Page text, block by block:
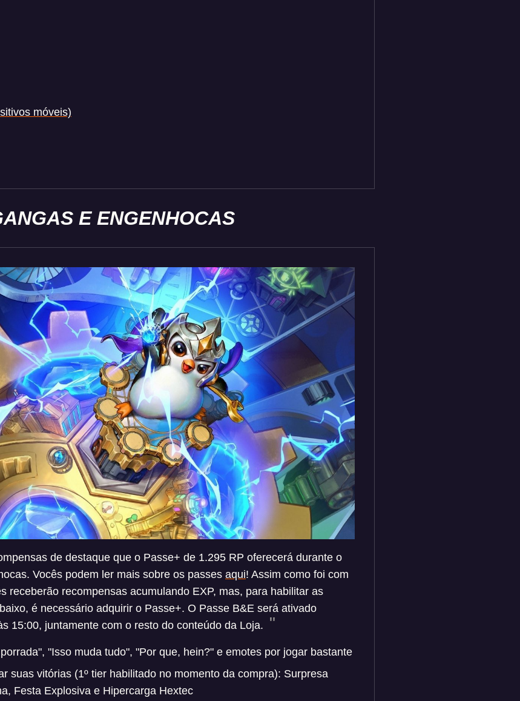
móveis)
E ENGENHOCAS
de destaque que o Passe+ de 1.295 RP oferecerá durante o
Vocês podem ler mais sobre os passes aqui! Assim como foi com
receberão recompensas acumulando EXP, mas, para habilitar as
é necessário adquirir o Passe+. O Passe B&E será ativado
15:00, juntamente com o resto do conteúdo da Loja.
"Isso muda tudo", "Por que, hein?" e emotes por jogar bastante
suas vitórias (1º tier habilitado no momento da compra): Surpresa
Festa Explosiva e Hipercarga Hextec